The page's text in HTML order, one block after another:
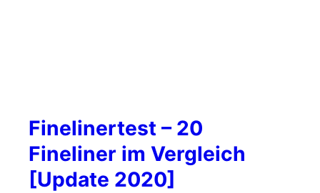
Finelinertest – 20
Fineliner im Vergleich
[Update 2020]